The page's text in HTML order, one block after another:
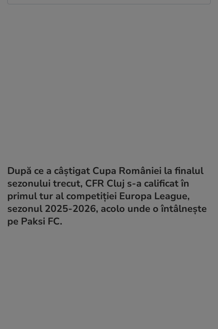
După ce a câștigat Cupa României la finalul
sezonului trecut, CFR Cluj s-a calificat în
primul tur al competiției Europa League,
sezonul 2025-2026, acolo unde o întâlnește
pe Paksi FC.